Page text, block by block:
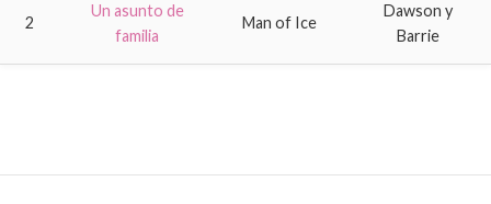
2
Un asunto de
familia
Man of Ice
Dawson y
Barrie